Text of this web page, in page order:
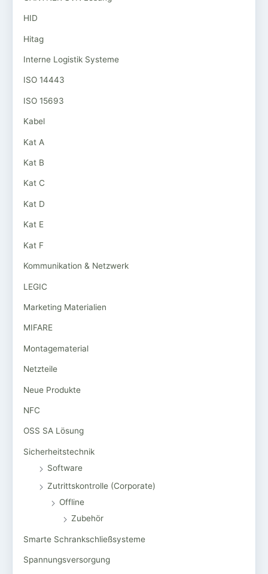
HID
Hitag
Interne Logistik Systeme
ISO 14443
ISO 15693
Kabel
Kat A
Kat B
Kat C
Kat D
Kat E
Kat F
Kommunikation & Netzwerk
LEGIC
Marketing Materialien
MIFARE
Montagematerial
Netzteile
Neue Produkte
NFC
OSS SA Lösung
Sicherheitstechnik
Software
Zutrittskontrolle (Corporate)
Offline
Zubehör
Smarte Schrankschließsysteme
Spannungsversorgung